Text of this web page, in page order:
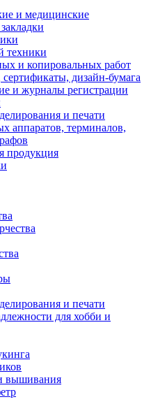
и медицинские
техники
и копировальных работ
дизайн-бумага
и журналы регистрации
и печати
аппаратов, терминалов,
продукция
и печати
для хобби и
вышивания